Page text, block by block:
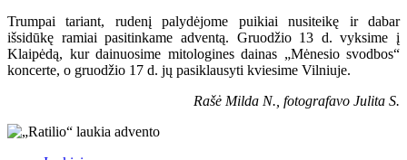
Trumpai tariant, rudenį palydėjome puikiai nusiteikę ir dabar
išsidūkę ramiai pasitinkame adventą. Gruodžio 13 d. vyksime į
Klaipėdą, kur dainuosime mitologines dainas „Mėnesio svodbos“
koncerte, o gruodžio 17 d. jų pasiklausyti kviesime Vilniuje.
Rašė Milda N., fotografavo Julita S.